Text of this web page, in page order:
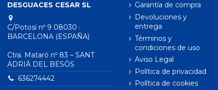
DESGUACES CESAR SL
C/Potosí nº 9 08030 ·
BARCELONA (ESPAÑA)
Ctra. Mataró nº 83 – SANT
ADRIÀ DEL BESÒS
636274442
Garantía de compra
Devoluciones y
entrega
Términos y
condiciones de uso
Aviso Legal
Política de privacidad
Política de cookies